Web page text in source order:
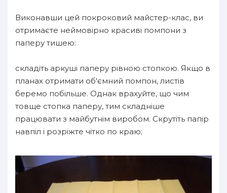
Виконавши цей покроковий майстер-клас, ви
отримаєте неймовірно красиві помпони з
паперу тишею:
складіть аркуші паперу рівною стопкою. Якщо в
планах отримати об'ємний помпон, листів
беремо побільше. Однак врахуйте, що чим
товще стопка паперу, тим складніше
працювати з майбутнім виробом. Скрутіть папір
навпіл і розріжте чітко по краю;